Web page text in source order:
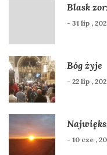
Blask
- 31 lip ,
Bóg żyje
- 22 lip ,
- 10 cze ,